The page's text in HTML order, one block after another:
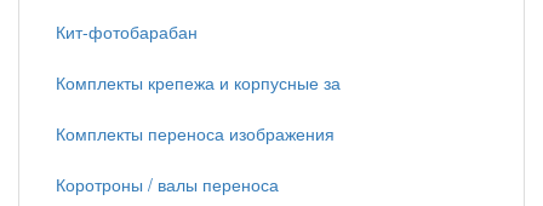
Кит-фотобарабан
Комплекты крепежа и корпусные за
Комплекты переноса изображения
Коротроны / валы переноса